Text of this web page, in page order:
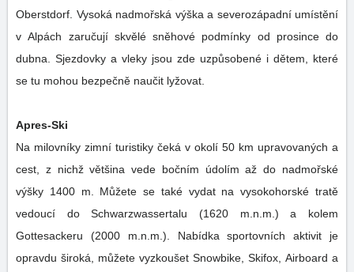
Oberstdorf. Vysoká nadmořská výška a severozápadní umístění
v Alpách zaručují skvělé sněhové podmínky od prosince do
dubna. Sjezdovky a vleky jsou zde uzpůsobené i dětem, které
se tu mohou bezpečně naučit lyžovat.
Apres-Ski
Na milovníky zimní turistiky čeká v okolí 50 km upravovaných a
cest, z nichž většina vede bočním údolím až do nadmořské
výšky 1400 m. Můžete se také vydat na vysokohorské tratě
vedoucí do Schwarzwassertalu (1620 m.n.m.) a kolem
Gottesackeru (2000 m.n.m.). Nabídka sportovních aktivit je
opravdu široká, můžete vyzkoušet Snowbike, Skifox, Airboard a